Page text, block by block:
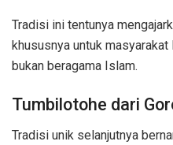
Tradisi ini tentunya
khususnya untuk
bukan beragama Islam.
Tumbilotohe dari
Tradisi unik selanjutnya